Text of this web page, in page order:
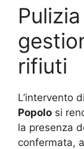
rifiuti
L’intervento di
Popolo si
la presenza
confermata,